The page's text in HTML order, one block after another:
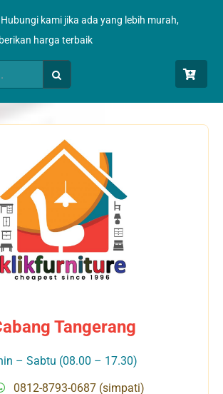
kami jika ada yang lebih murah,
harga terbaik
Tangerang
– Sabtu (08.00 – 17.30)
0812-8793-0687 (simpati)